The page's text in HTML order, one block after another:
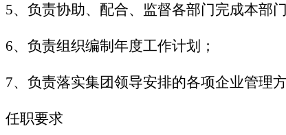
5、负责协助、配合、监督各部门完成本部
6、负责组织编制年度工作计划；
7、负责落实集团领导安排的各项企业管理方
任职要求